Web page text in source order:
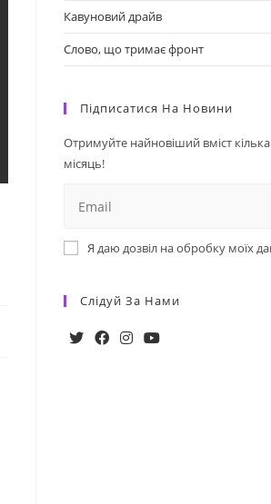
Кавуновий драйв
Слово, що тримає фронт
Підписатися На Новини
Отримуйте найновіший вміст кілька
місяць!
Я даю дозвіл на обробку моїх
Слідуй За Нами